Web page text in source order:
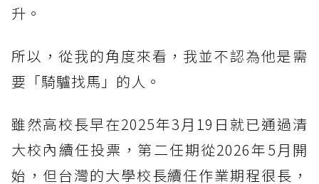
升。
所以，從我的角度來看，我並不認為他是需
要「騎驢找馬」的人。
雖然高校長早在2025年3月19日就已通過清
大校內續任投票，第二任期從2026年5月開
始，但台灣的大學校長續任作業期程很長，